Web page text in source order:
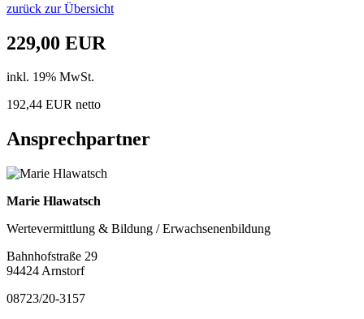
zurück zur Übersicht
229,00 EUR
inkl. 19% MwSt.
192,44 EUR netto
Ansprechpartner
Marie Hlawatsch
Wertevermittlung & Bildung / Erwachsenenbildung
Bahnhofstraße 29
94424 Arnstorf
08723/20-3157